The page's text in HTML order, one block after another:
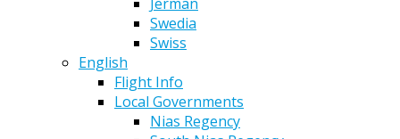
Swedia
Swiss
English
Flight Info
Local Governments
Nias Regency